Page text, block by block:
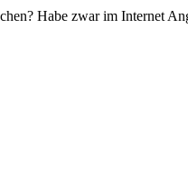
Habe zwar im Internet